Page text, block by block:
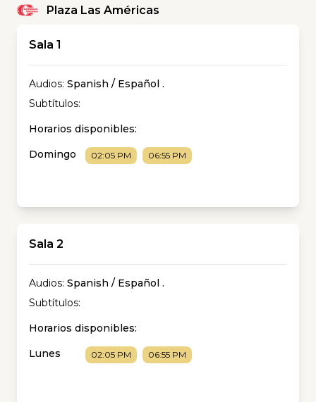
Plaza Las Américas
Sala 1
Audios: Spanish / Español .
Subtítulos:
Horarios disponibles:
Domingo
02:05 PM 06:55 PM
Sala 2
Audios: Spanish / Español .
Subtítulos:
Horarios disponibles:
Lunes
02:05 PM 06:55 PM